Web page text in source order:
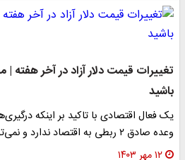
تغییرات قیمت دلار آزاد در آخر هفته
باشید
یک فعال اقتصادی با تاکید بر اینکه
وعده صادق ۲ ربطی به اقتصاد ندارد و نمی‌تواند اثری…
۱۲ مهر ۱۴۰۳